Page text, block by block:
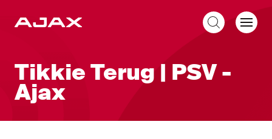
Tikkie Terug | PSV -
Ajax